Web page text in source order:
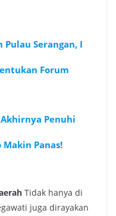
Pulau Serangan, I
Forum
Penuhi
Makin Panas!
Tidak hanya di
juga dirayakan